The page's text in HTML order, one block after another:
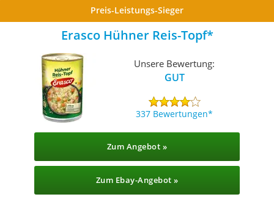
Preis-Leistungs-Sieger
Erasco Hühner Reis-Topf
Unsere Bewertung:
GUT
337 Bewertungen
Zum Angebot »
Zum Ebay-Angebot »